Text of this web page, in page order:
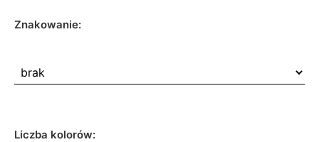
Znakowanie:
Liczba kolorów: